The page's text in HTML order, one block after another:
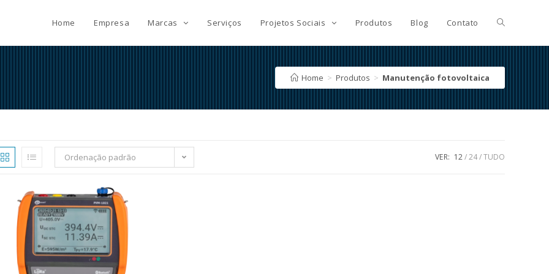
Home Empresa Marcas Serviços Projetos Sociais Produtos Blog Contato
Home > Produtos > Manutenção fotovoltaica
Ordenação padrão VER: 12 24 TUDO